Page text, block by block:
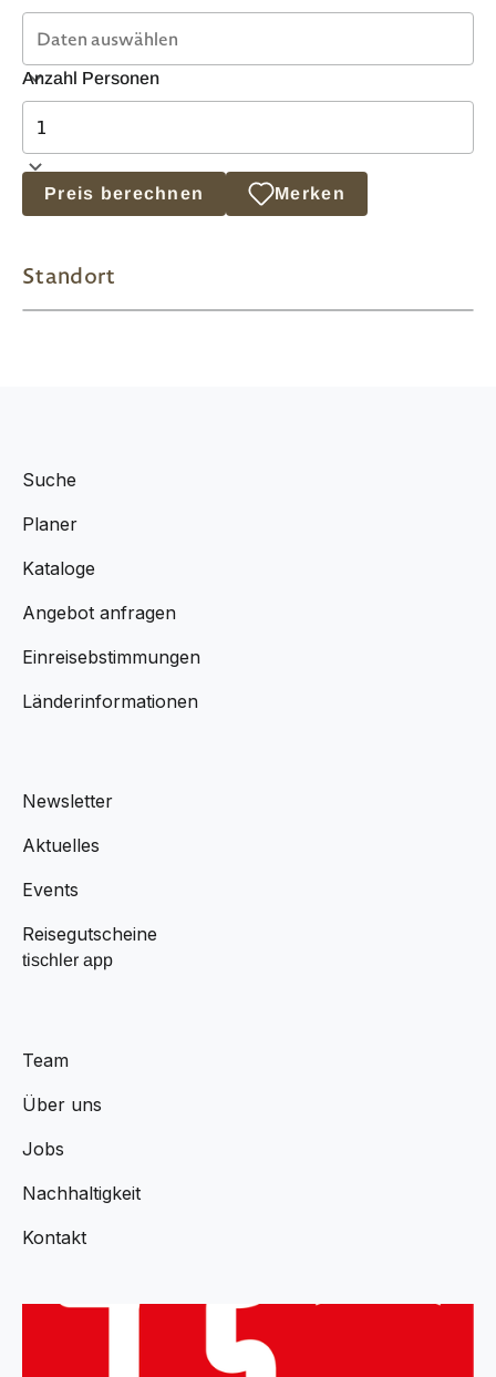
Anzahl Personen
Preis berechnen Merken
Standort
Suche
Planer
Kataloge
Angebot anfragen
Einreisebstimmungen
Länderinformationen
Newsletter
Aktuelles
Events
Reisegutscheine
tischler app
Team
Über uns
Jobs
Nachhaltigkeit
Kontakt